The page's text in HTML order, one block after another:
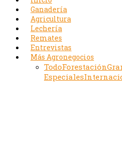
Ganadería
Agricultura
Lechería
Remates
Entrevistas
Más Agronegocios
TodoForestación
Especiales